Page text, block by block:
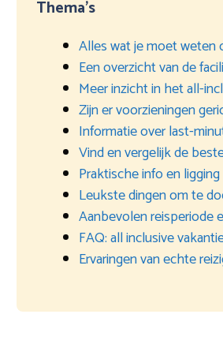
Thema’s
Alles wat je moet weten
Een overzicht van de
Meer inzicht in het all-
Zijn er voorzieningen
Informatie over last-
Vind en vergelijk de
Praktische info en ligging
Leukste dingen om te
Aanbevolen reisperiode
FAQ: all inclusive
Ervaringen van echte